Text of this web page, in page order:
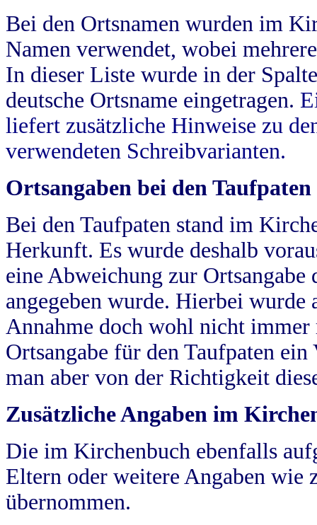
Bei den Ortsnamen wurden im
Namen verwendet, wobei
In dieser Liste wurde in der
deutsche Ortsname eingetragen.
liefert zusätzliche Hinweise zu
verwendeten Schreibvarianten.
Ortsangaben bei den Taufpaten
Bei den Taufpaten stand im
Herkunft. Es wurde deshalb
eine Abweichung zur
angegeben wurde. Hierbei wurde
Annahme doch wohl nicht
Ortsangabe für den Taufpaten
man aber von der Richtigkeit
Zusätzliche Angaben im
Die im Kirchenbuch ebenfalls
Eltern oder weitere Angaben wie
übernommen.